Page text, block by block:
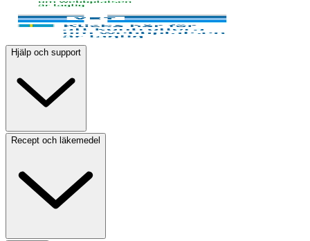
Hjälp och support
Recept och läkemedel